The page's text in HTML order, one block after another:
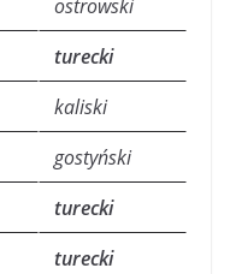
ostrowski
turecki
kaliski
gostyński
turecki
turecki